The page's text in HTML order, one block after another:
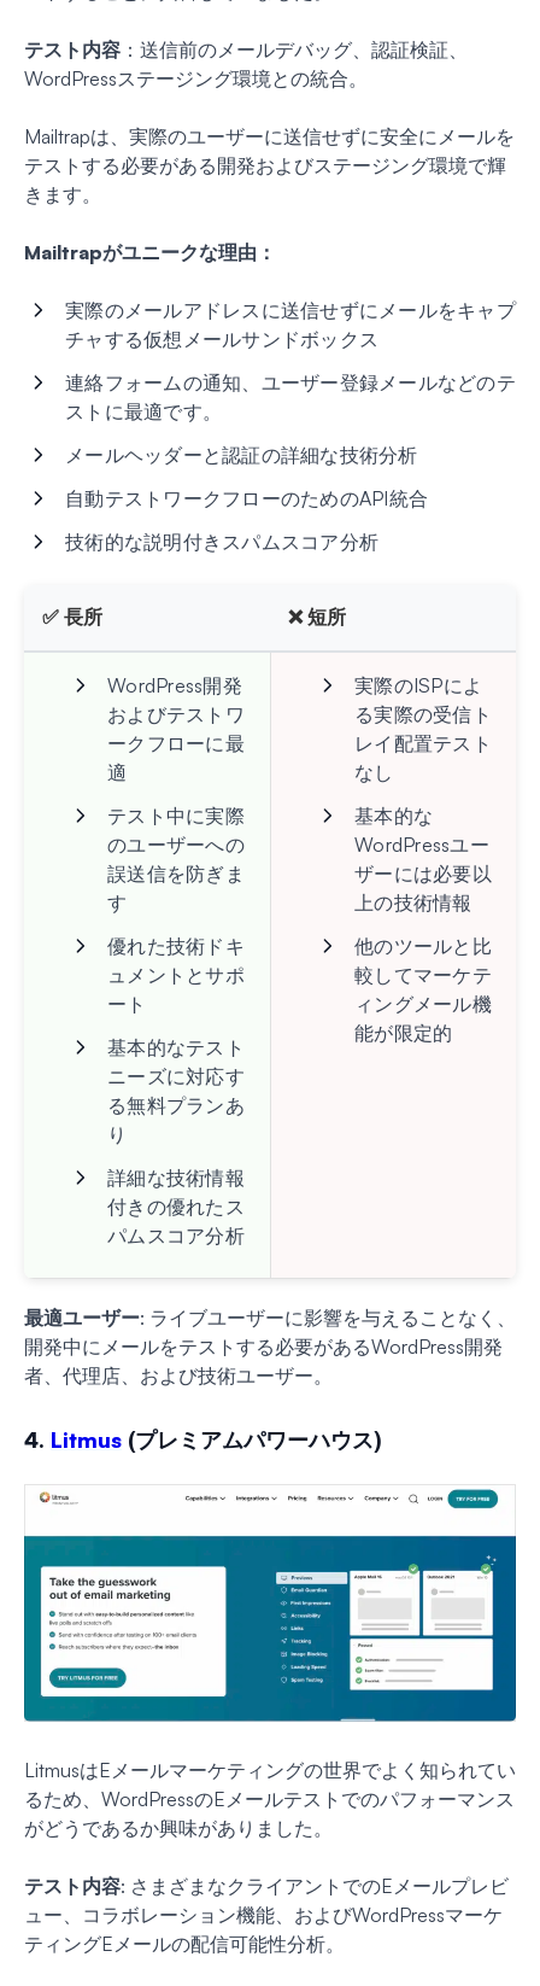
テスト内容 ：送信前のメールデバッグ、認証検証、
WordPressステージング環境との統合。
Mailtrapは、実際のユーザーに送信せずに安全にメールを
テストする必要がある開発およびステージング環境で輝
きます。
Mailtrapがユニークな理由：
実際のメールアドレスに送信せずにメールをキャプ
チャする仮想メールサンドボックス
連絡フォームの通知、ユーザー登録メールなどのテ
ストに最適です。
メールヘッダーと認証の詳細な技術分析
自動テストワークフローのためのAPI統合
技術的な説明付きスパムスコア分析
✅ 長所 ❌ 短所
WordPress開発
およびテストワ
ークフローに最
適
テスト中に実際
のユーザーへの
誤送信を防ぎま
す
優れた技術ドキ
ュメントとサポ
ート
基本的なテスト
ニーズに対応す
る無料プランあ
り
詳細な技術情報
付きの優れたス
パムスコア分析
実際のISPによ
る実際の受信ト
レイ配置テスト
なし
基本的な
WordPressユー
ザーには必要以
上の技術情報
他のツールと比
較してマーケテ
ィングメール機
能が限定的
最適ユーザー: ライブユーザーに影響を与えることなく、
開発中にメールをテストする必要があるWordPress開発
者、代理店、および技術ユーザー。
4. Litmus (プレミアムパワーハウス)
LitmusはEメールマーケティングの世界でよく知られてい
るため、WordPressのEメールテストでのパフォーマンス
がどうであるか興味がありました。
テスト内容: さまざまなクライアントでのEメールプレビ
ュー、コラボレーション機能、およびWordPressマーケ
ティングEメールの配信可能性分析。